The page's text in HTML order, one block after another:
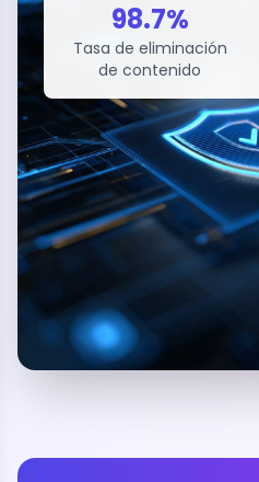
98.7%
Tasa de eliminación
de contenido